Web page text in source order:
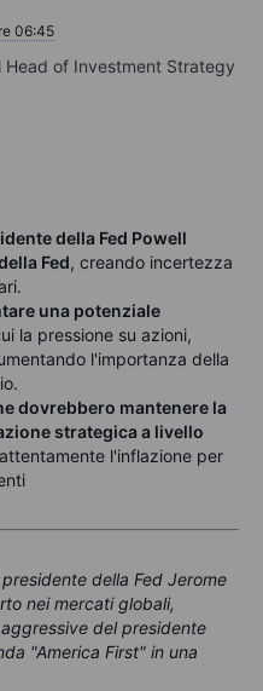
06:45
Head of Investment Strategy
della Fed Powell
Fed, creando incertezza
una potenziale
la pressione su azioni,
l'importanza della
dovrebbero mantenere la
strategica a livello
l'inflazione per
della Fed Jerome
nei mercati globali,
del presidente
"America First" in una